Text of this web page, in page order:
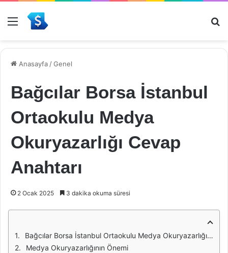
Menü
Anasayfa /Genel
Bağcılar Borsa İstanbul
Ortaokulu Medya
Okuryazarlığı Cevap
Anahtarı
2 Ocak 2025 3 dakika okuma süresi
Bağcılar Borsa İstanbul Ortaokulu Medya Okuryazarlığı Cevap Anahtarı: Eğitimde Yeni Bir Dönem
Medya Okuryazarlığının Önemi